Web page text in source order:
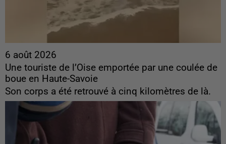
6 août 2026
Une touriste de l’Oise emportée par une coulée de
boue en Haute-Savoie
Son corps a été retrouvé à cinq kilomètres de là.